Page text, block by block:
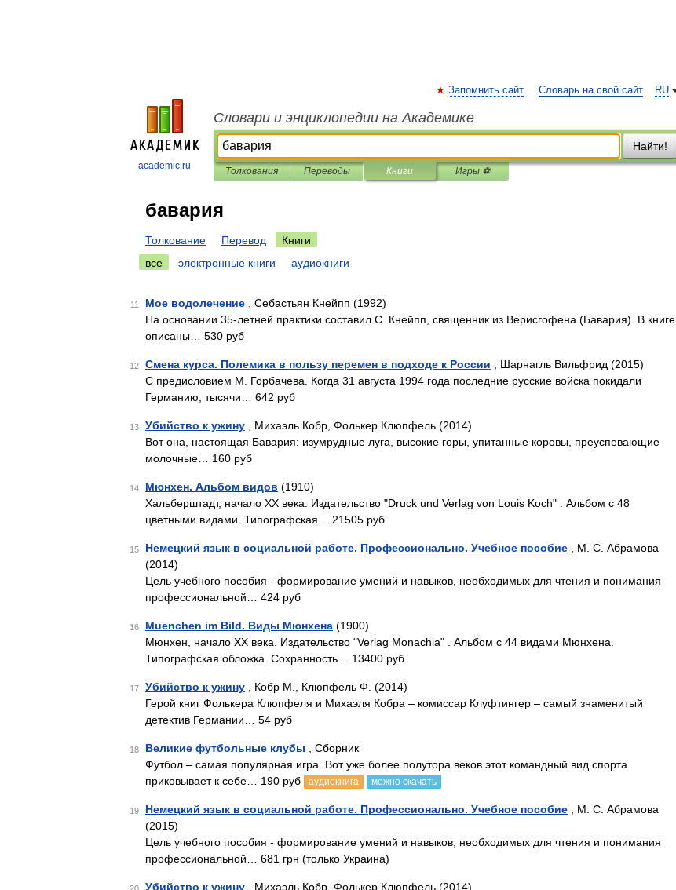
academic.ru
RU
Запомнить сайт Словарь на свой сайт
Словари и энциклопедии на Академике
Найти!
Толкования Переводы Книги Игры ⚽
бавария
Толкование Перевод
Книги
все
электронные книги аудиокниги
11 Мое водолечение , Себастьян Кнейпп (1992)
На основании 35-летней практики составил С. Кнейпп, священник из Верисгофена (Бавария). В книге
описаны… 530 руб
12 Смена курса. Полемика в пользу перемен в подходе к России , Шарнагль Вильфрид (2015)
С предисловием М. Горбачева. Когда 31 августа 1994 года последние русские войска покидали
Германию, тысячи… 642 руб
13 Убийство к ужину , Михаэль Кобр, Фолькер Клюпфель (2014)
Вот она, настоящая Бавария: изумрудные луга, высокие горы, упитанные коровы, преуспевающие
молочные… 160 руб
14 Мюнхен. Альбом видов (1910)
Хальберштадт, начало XX века. Издательство "Druck und Verlag von Louis Koch" . Альбом с 48
цветными видами. Типографская… 21505 руб
15 Немецкий язык в социальной работе. Профессионально. Учебное пособие , М. С. Абрамова
(2014)
Цель учебного пособия - формирование умений и навыков, необходимых для чтения и понимания
профессиональной… 424 руб
16 Muenchen im Bild. Виды Мюнхена (1900)
Мюнхен, начало XX века. Издательство "Verlag Monachia" . Альбом с 44 видами Мюнхена.
Типографская обложка. Сохранность… 13400 руб
17 Убийство к ужину , Кобр М., Клюпфель Ф. (2014)
Герой книг Фолькера Клюпфеля и Михаэля Кобра – комиссар Клуфтингер – самый знаменитый
детектив Германии… 54 руб
18 Великие футбольные клубы , Сборник
Футбол – самая популярная игра. Вот уже более полутора веков этот командный вид спорта
приковывает к себе… 190 руб
аудиокнига можно скачать
19 Немецкий язык в социальной работе. Профессионально. Учебное пособие , М. С. Абрамова
(2015)
Цель учебного пособия - формирование умений и навыков, необходимых для чтения и понимания
профессиональной… 681 грн (только Украина)
Убийство к ужину , Михаэль Кобр, Фолькер Клюпфель (2014)